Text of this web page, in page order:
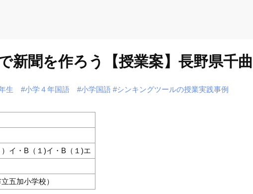
新聞を作ろう【授業案】長野県千
生 #小学４年国語 #小学国語 #シンキングツールの授業実践事例
イ・B（１)イ・B（１)エ
五加小学校）